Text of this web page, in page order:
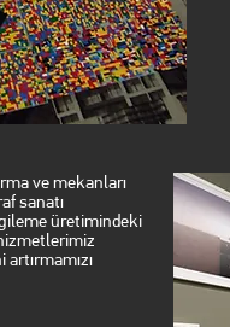
ve mekanları
sanatı
üretimindeki